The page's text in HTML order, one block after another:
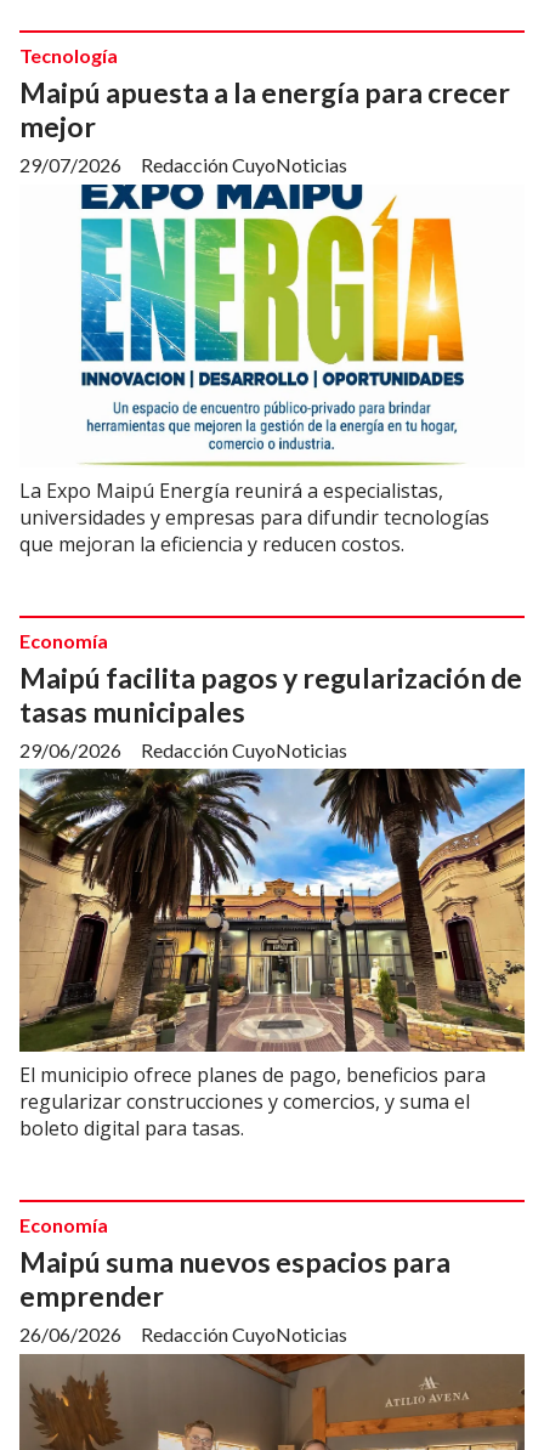
Maipú apuesta a la energía para crecer
mejor
Redacción CuyoNoticias
Tecnología
29/07/2026
La Expo Maipú Energía reunirá a especialistas,
universidades y empresas para difundir tecnologías
que mejoran la eficiencia y reducen costos.
Maipú facilita pagos y regularización de
tasas municipales
Redacción CuyoNoticias
Economía
29/06/2026
El municipio ofrece planes de pago, beneficios para
regularizar construcciones y comercios, y suma el
boleto digital para tasas.
Maipú suma nuevos espacios para
emprender
Redacción CuyoNoticias
Economía
26/06/2026